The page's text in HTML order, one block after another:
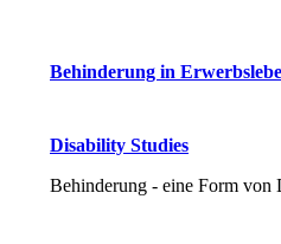
Behinderung in
Disability Studies
Behinderung - eine Form von